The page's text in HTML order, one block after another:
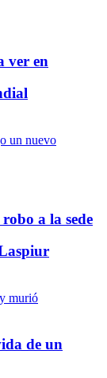
ver en
a la sede
de un